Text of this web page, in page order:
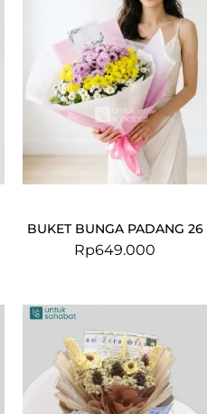
BUKET BUNGA PADANG 26
Rp649.000